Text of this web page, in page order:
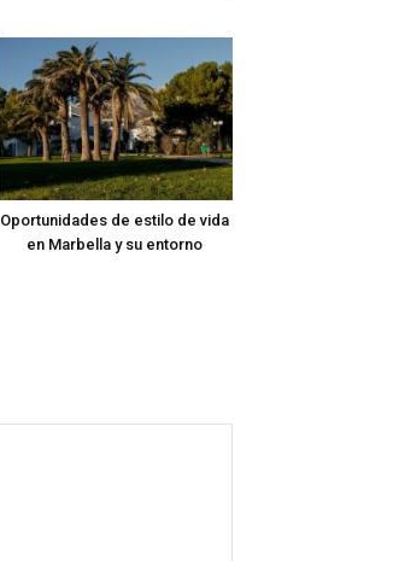
Oportunidades de estilo de vida
en Marbella y su entorno